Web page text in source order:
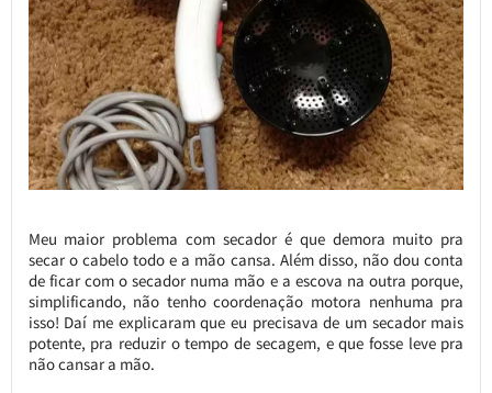
Meu maior problema com secador é que demora muito pra
secar o cabelo todo e a mão cansa. Além disso, não dou conta
de ficar com o secador numa mão e a escova na outra porque,
simplificando, não tenho coordenação motora nenhuma pra
isso! Daí me explicaram que eu precisava de um secador mais
potente, pra reduzir o tempo de secagem, e que fosse leve pra
não cansar a mão.